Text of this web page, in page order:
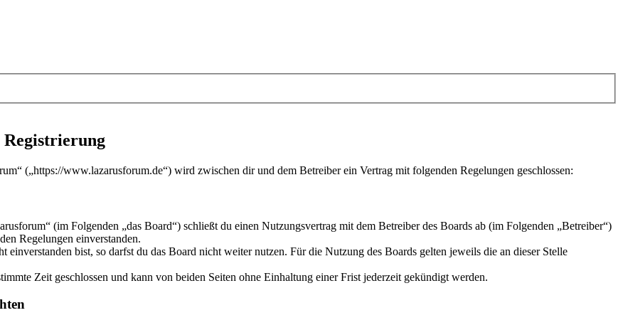
Registrierung
(„https://www.lazarusforum.de“) wird zwischen dir und dem Betreiber ein Vertrag mit folgenden Regelungen geschlossen:
(im Folgenden „das Board“) schließt du einen Nutzungsvertrag mit dem Betreiber des Boards ab (im Folgenden „Betreiber“)
Regelungen einverstanden.
einverstanden bist, so darfst du das Board nicht weiter nutzen. Für die Nutzung des Boards gelten jeweils die an dieser Stelle
Zeit geschlossen und kann von beiden Seiten ohne Einhaltung einer Frist jederzeit gekündigt werden.